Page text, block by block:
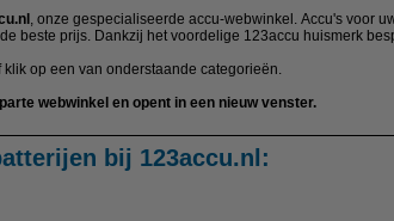
, onze gespecialiseerde accu-webwinkel. Accu's voor
beste prijs. Dankzij het voordelige 123accu huismerk
klik op een van onderstaande categorieën.
webwinkel en opent in een nieuw venster.
bij 123accu.nl: